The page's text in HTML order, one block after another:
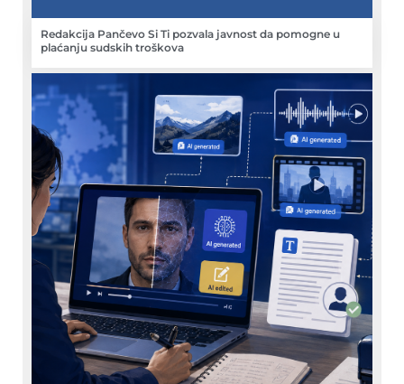
Redakcija Pančevo Si Ti pozvala javnost da pomogne u
plaćanju sudskih troškova